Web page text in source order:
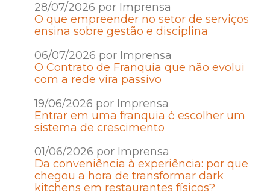
28/07/2026 por Imprensa
O que empreender no setor de serviços
ensina sobre gestão e disciplina
06/07/2026 por Imprensa
O Contrato de Franquia que não evolui
com a rede vira passivo
19/06/2026 por Imprensa
Entrar em uma franquia é escolher um
sistema de crescimento
01/06/2026 por Imprensa
Da conveniência à experiência: por que
chegou a hora de transformar dark
kitchens em restaurantes físicos?